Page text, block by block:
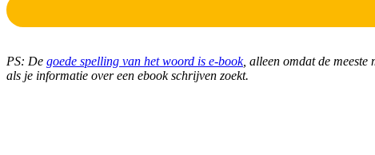
PS: De goede spelling van het woord is e-book, alleen omdat de meeste
als je informatie over een ebook schrijven zoekt.